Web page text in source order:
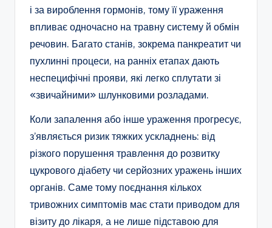
і за вироблення гормонів, тому її ураження
впливає одночасно на травну систему й обмін
речовин. Багато станів, зокрема панкреатит чи
пухлинні процеси, на ранніх етапах дають
неспецифічні прояви, які легко сплутати зі
«звичайними» шлунковими розладами.​
Коли запалення або інше ураження прогресує,
з’являється ризик тяжких ускладнень: від
різкого порушення травлення до розвитку
цукрового діабету чи серйозних уражень інших
органів. Саме тому поєднання кількох
тривожних симптомів має стати приводом для
візиту до лікаря, а не лише підставою для